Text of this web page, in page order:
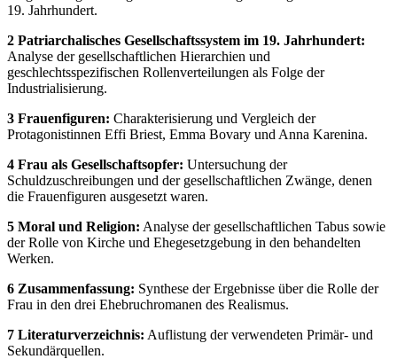
19. Jahrhundert.
2 Patriarchalisches Gesellschaftssystem im 19. Jahrhundert:
Analyse der gesellschaftlichen Hierarchien und
geschlechtsspezifischen Rollenverteilungen als Folge der
Industrialisierung.
3 Frauenfiguren: Charakterisierung und Vergleich der
Protagonistinnen Effi Briest, Emma Bovary und Anna Karenina.
4 Frau als Gesellschaftsopfer: Untersuchung der
Schuldzuschreibungen und der gesellschaftlichen Zwänge, denen
die Frauenfiguren ausgesetzt waren.
5 Moral und Religion: Analyse der gesellschaftlichen Tabus sowie
der Rolle von Kirche und Ehegesetzgebung in den behandelten
Werken.
6 Zusammenfassung: Synthese der Ergebnisse über die Rolle der
Frau in den drei Ehebruchromanen des Realismus.
7 Literaturverzeichnis: Auflistung der verwendeten Primär- und
Sekundärquellen.